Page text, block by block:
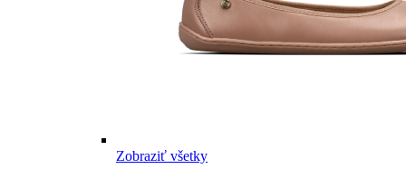
Zobraziť všetky